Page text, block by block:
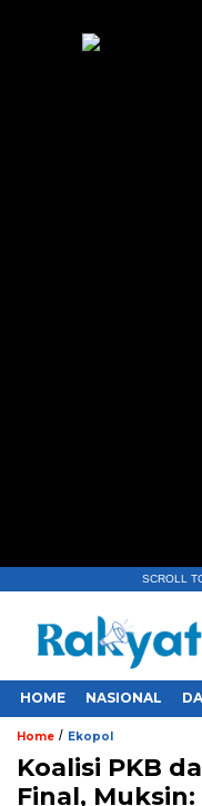
SCROLL
HOME NASIONAL
Home / Ekopol
Koalisi PKB
Final,